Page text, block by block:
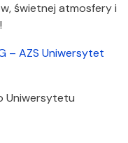
świetnej atmosfery i
– AZS Uniwersytet
Uniwersytetu